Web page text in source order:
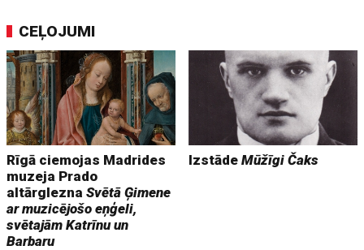
CEĻOJUMI
Rīgā ciemojas Madrides
muzeja Prado
altārgleznaSvētā Ģimene
ar muzicējošo eņģeli,
svētajām Katrīnu un
Barbaru
IzstādeMūžīgi Čaks